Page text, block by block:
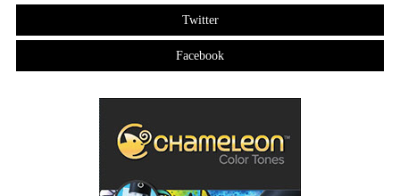
Twitter
Facebook